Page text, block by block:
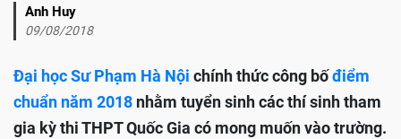
Anh Huy
09/08/2018
Đại học Sư Phạm Hà Nội chính thức công bốđiểm
chuẩn năm 2018 nhằm tuyển sinh các thí sinh tham
gia kỳ thi THPT Quốc Gia có mong muốn vào trường.